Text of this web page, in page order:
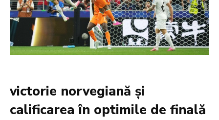
victorie norvegiană și
calificarea în optimile de finală